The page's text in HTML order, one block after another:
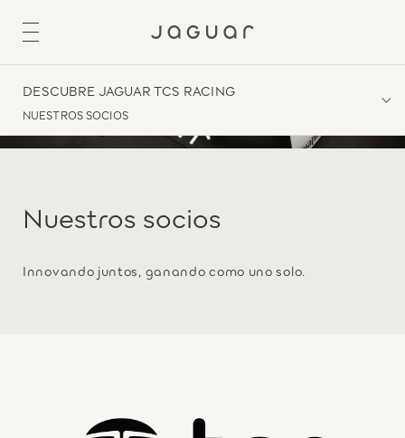
DESCUBRE JAGUAR TCS RACING
NUESTROS SOCIOS
Nuestros socios
Innovando juntos, ganando como uno solo.